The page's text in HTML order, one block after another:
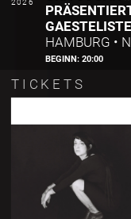
HAMBURG •
BEGINN:20:00
TICKETS